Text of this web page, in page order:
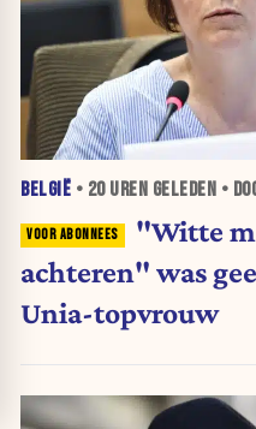
BELGIË • 20 UREN GELEDEN •
"Witte
achteren" was
Unia-topvrouw